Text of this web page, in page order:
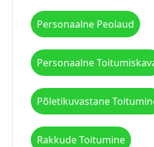
Personaalne Peolaud
Personaalne
Põletikuvastane
Rakkude Toitumine